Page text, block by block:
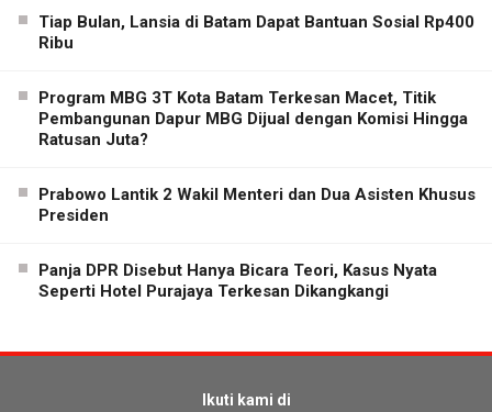
Tiap Bulan, Lansia di Batam Dapat Bantuan Sosial Rp400
Ribu
Program MBG 3T Kota Batam Terkesan Macet, Titik
Pembangunan Dapur MBG Dijual dengan Komisi Hingga
Ratusan Juta?
Prabowo Lantik 2 Wakil Menteri dan Dua Asisten Khusus
Presiden
Panja DPR Disebut Hanya Bicara Teori, Kasus Nyata
Seperti Hotel Purajaya Terkesan Dikangkangi
Ikuti kami di